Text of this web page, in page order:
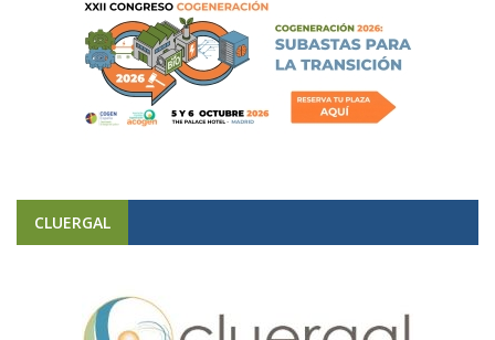
CLUERGAL